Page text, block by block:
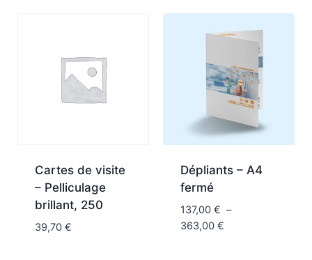
Cartes de visite
– Pelliculage
brillant, 250
39,70 €
Dépliants – A4
fermé
137,00 € –
363,00 €